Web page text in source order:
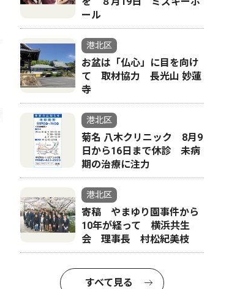
ール
港北区
お盆は「仏心」に目を向け
て 取材協力 長光山 妙蓮
寺
港北区
菊名 八木クリニック 8月9
日から16日まで休診 未病
期の治療に注力
港北区
寄稿 やまゆり園事件から
10年が経って 横浜共生
会 理事長 村松紀美枝
すべて見る